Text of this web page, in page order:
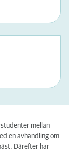
mellan
en avhandling om
Därefter har